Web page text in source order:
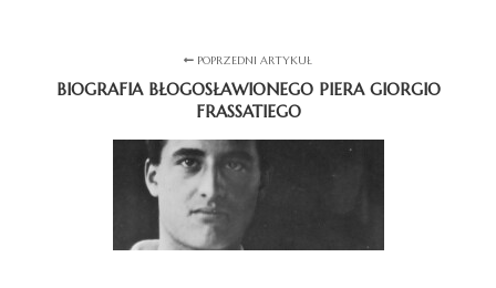
POPRZEDNI ARTYKUŁ
BIOGRAFIA BŁOGOSŁAWIONEGO PIERA GIORGIO
FRASSATIEGO